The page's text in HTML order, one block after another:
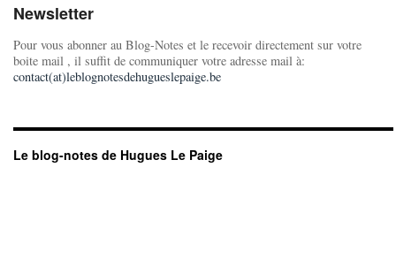
Newsletter
Pour vous abonner au Blog-Notes et le recevoir directement sur votre
boite mail , il suffit de communiquer votre adresse mail à:
contact(at)leblognotesdehugueslepaige.be
Le blog-notes de Hugues Le Paige